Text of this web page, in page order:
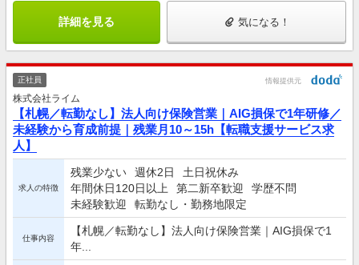
詳細を見る 気になる！
正社員 情報提供元
株式会社ライム
【札幌／転勤なし】法人向け保険営業｜AIG損保で1年研修／
未経験から育成前提｜残業月10～15h【転職支援サービス求
人】
求人の特徴
残業少ない 週休2日
土日祝休み
年間休日120日以上
第二新卒歓迎
学歴不問
未経験歓迎
転勤なし・勤務地限定
仕事内容
【札幌／転勤なし】法人向け保険営業｜AIG損保で1
年...